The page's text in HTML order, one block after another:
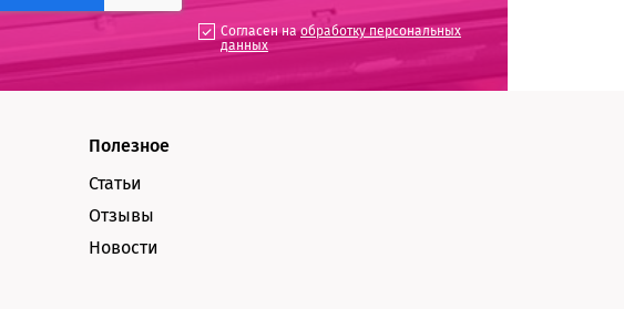
Согласен наобработку персональных
данных
Полезное
Статьи
Отзывы
Новости